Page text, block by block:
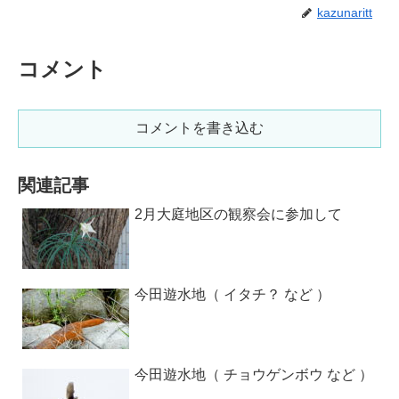
kazunaritt
コメント
コメントを書き込む
関連記事
2月大庭地区の観察会に参加して
今田遊水地（ イタチ？ など ）
今田遊水地（ チョウゲンボウ など ）